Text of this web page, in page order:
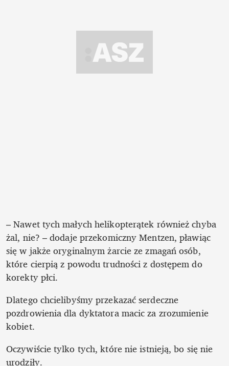
– Nawet tych małych helikopterątek również chyba
żal, nie? – dodaje przekomiczny Mentzen, pławiąc
się w jakże oryginalnym żarcie ze zmagań osób,
które cierpią z powodu trudności z dostępem do
korekty płci.
Dlatego chcielibyśmy przekazać serdeczne
pozdrowienia dla dyktatora macic za zrozumienie
kobiet.
Oczywiście tylko tych, które nie istnieją, bo się nie
urodziły.